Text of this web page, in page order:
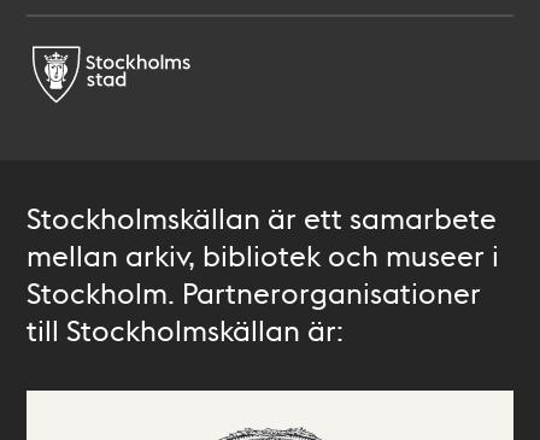
Stockholmskällan är ett samarbete
mellan arkiv, bibliotek och museer i
Stockholm. Partnerorganisationer
till Stockholmskällan är: